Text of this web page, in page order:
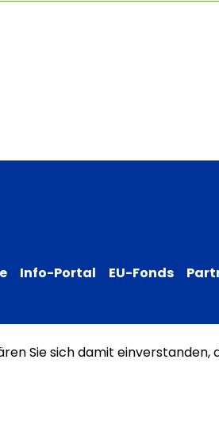
Info-Portal EU-Fonds
zur Barrierefreiheit
Sie sich damit einverstanden,